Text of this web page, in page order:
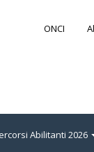
ONCI
Abilitanti 2026